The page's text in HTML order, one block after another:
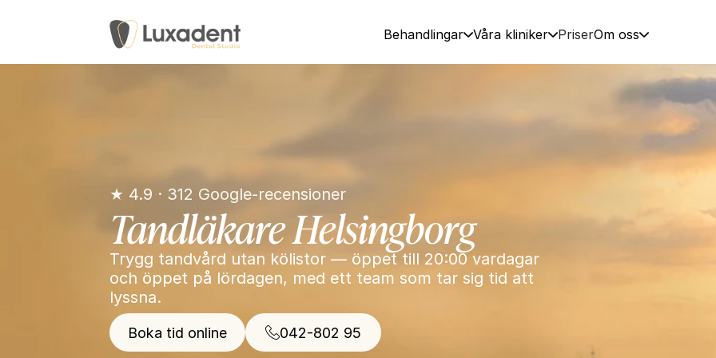
Behandlingar Våra kliniker PriserOm oss
★ 4.9 · 312 Google-recensioner
Tandläkare Helsingborg
Trygg tandvård utan kölistor — öppet till 20:00 vardagar
och öppet på lördagen, med ett team som tar sig tid att
lyssna.
Boka tid online 042-802 95